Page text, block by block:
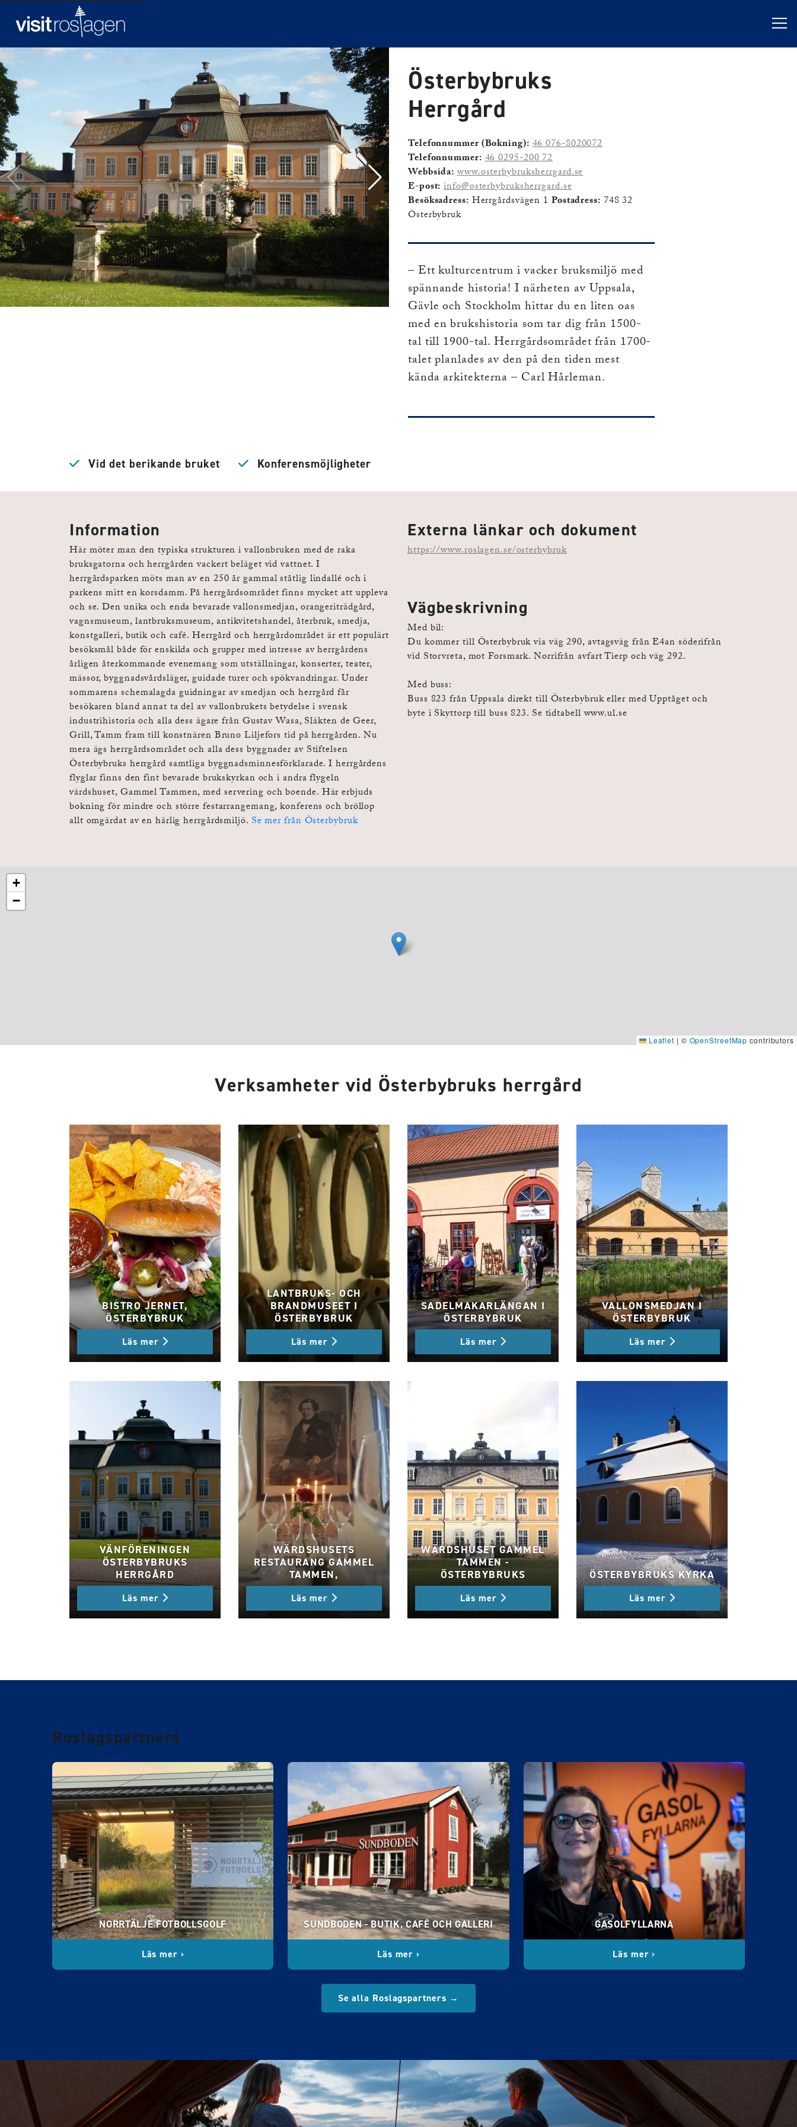
Österbybruks
Herrgård
Telefonnummer (Bokning): 46 076-8020072
Telefonnummer: 46 0295-200 72
Webbsida: www.osterbybruksherrgard.se
E-post: info@osterbybruksherrgard.se
Besöksadress: Herrgårdsvägen 1 Postadress: 748 32
Österbybruk
– Ett kulturcentrum i vacker bruksmiljö med
spännande historia! I närheten av Uppsala,
Gävle och Stockholm hittar du en liten oas
med en brukshistoria som tar dig från 1500-
tal till 1900-tal. Herrgårdsområdet från 1700-
talet planlades av den på den tiden mest
kända arkitekterna – Carl Hårleman.
Vid det berikande bruket Konferensmöjligheter
Information
Här möter man den typiska strukturen i vallonbruken med de raka
bruksgatorna och herrgården vackert beläget vid vattnet. I
herrgårdsparken möts man av en 250 år gammal ståtlig lindallé och i
parkens mitt en korsdamm. På herrgårdsområdet finns mycket att uppleva
och se. Den unika och enda bevarade vallonsmedjan, orangeriträdgård,
vagnsmuseum, lantbruksmuseum, antikvitetshandel, återbruk, smedja,
konstgalleri, butik och café. Herrgård och herrgårdområdet är ett populärt
besöksmål både för enskilda och grupper med intresse av herrgårdens
årligen återkommande evenemang som utställningar, konserter, teater,
mässor, byggnadsvårdsläger, guidade turer och spökvandringar. Under
sommarens schemalagda guidningar av smedjan och herrgård får
besökaren bland annat ta del av vallonbrukets betydelse i svensk
industrihistoria och alla dess ägare från Gustav Wasa, Släkten de Geer,
Grill, Tamm fram till konstnären Bruno Liljefors tid på herrgården. Nu
mera ägs herrgårdsområdet och alla dess byggnader av Stiftelsen
Österbybruks herrgård samtliga byggnadsminnesförklarade. I herrgårdens
flyglar finns den fint bevarade brukskyrkan och i andra flygeln
värdshuset, Gammel Tammen, med servering och boende. Här erbjuds
bokning för mindre och större festarrangemang, konferens och bröllop
allt omgärdat av en härlig herrgårdsmiljö. Se mer från Österbybruk
Externa länkar och dokument
https://www.roslagen.se/osterbybruk
Vägbeskrivning
Med bil:
Du kommer till Österbybruk via väg 290, avtagsväg från E4an söderifrån
vid Storvreta, mot Forsmark. Norrifrån avfart Tierp och väg 292.
Med buss:
Buss 823 från Uppsala direkt till Österbybruk eller med Upptåget och
byte i Skyttorp till buss 823. Se tidtabell www.ul.se
+
−
Leaflet | © OpenStreetMap contributors
Verksamheter vid Österbybruks herrgård
BISTRO JERNET,
ÖSTERBYBRUK
Läs mer
LANTBRUKS- OCH
BRANDMUSEET I
ÖSTERBYBRUK
Läs mer
SADELMAKARLÄNGAN I
ÖSTERBYBRUK
Läs mer
VALLONSMEDJAN I
ÖSTERBYBRUK
Läs mer
VÄNFÖRENINGEN
ÖSTERBYBRUKS
HERRGÅRD
Läs mer
WÄRDSHUSETS
RESTAURANG GAMMEL
TAMMEN,
Läs mer
WÄRDSHUSET GAMMEL
TAMMEN -
ÖSTERBYBRUKS
Läs mer
ÖSTERBYBRUKS KYRKA
Läs mer
Roslagspartners
NORRTÄLJE FOTBOLLSGOLF
Läs mer ›
SUNDBODEN - BUTIK, CAFÉ OCH GALLERI
Läs mer ›
GASOLFYLLARNA
Läs mer ›
Se alla Roslagspartners →